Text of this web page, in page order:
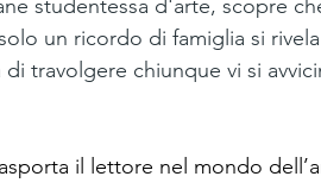
studentessa d'arte, scopre
un ricordo di famiglia si
travolgere chiunque vi si
il lettore nel mondo